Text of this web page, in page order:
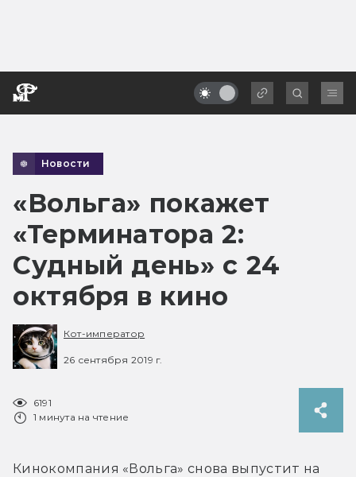
Новости
«Вольга» покажет
«Терминатора 2:
Судный день» с 24
октября в кино
Кот-император
26 сентября 2019 г.
6191
1 минута на чтение
Кинокомпания «Вольга» снова выпустит на